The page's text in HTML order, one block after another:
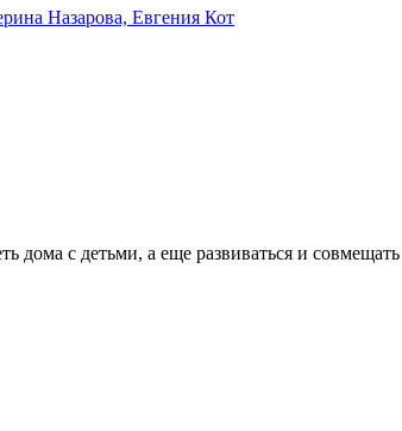
Назарова, Евгения Кот
дома с детьми, а еще развиваться и